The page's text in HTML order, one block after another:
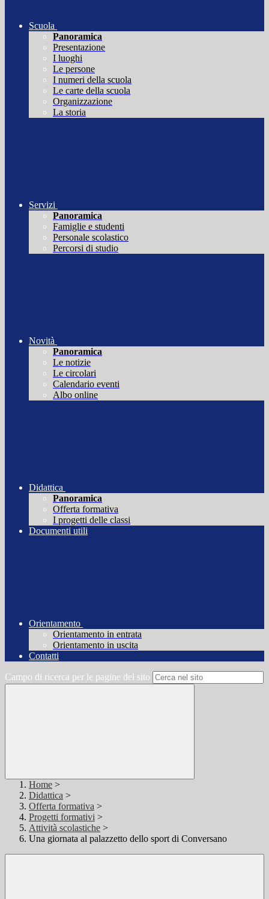
Scuola
Panoramica
Presentazione
I luoghi
Le persone
I numeri della scuola
Le carte della scuola
Organizzazione
La storia
Servizi
Panoramica
Famiglie e studenti
Personale scolastico
Percorsi di studio
Novità
Panoramica
Le notizie
Le circolari
Calendario eventi
Albo online
Didattica
Panoramica
Offerta formativa
I progetti delle classi
Documenti utili
Orientamento
Orientamento in entrata
Orientamento in uscita
Contatti
Campo di ricerca per le pagine del sito
Home >
Didattica >
Offerta formativa >
Progetti formativi >
Attività scolastiche >
Una giornata al palazzetto dello sport di Conversano